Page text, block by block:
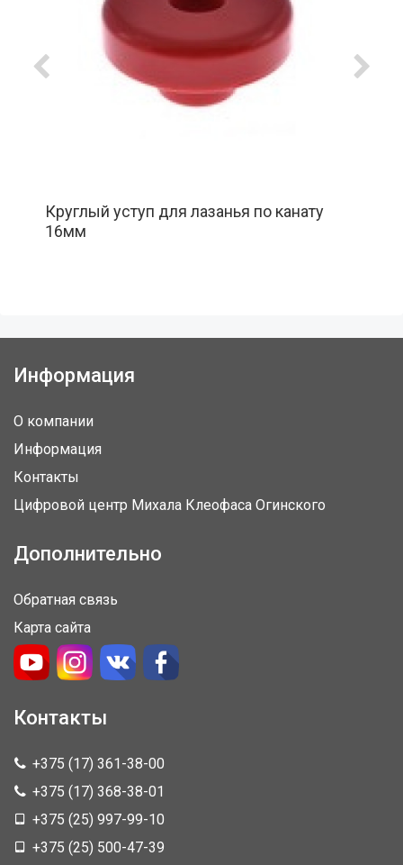
Круглый уступ для лазанья по канату
16мм
Информация
О компании
Информация
Контакты
Цифровой центр Михала Клеофаса Огинского
Дополнительно
Обратная связь
Карта сайта
Контакты
+375 (17) 361-38-00
+375 (17) 368-38-01
+375 (25) 997-99-10
+375 (25) 500-47-39